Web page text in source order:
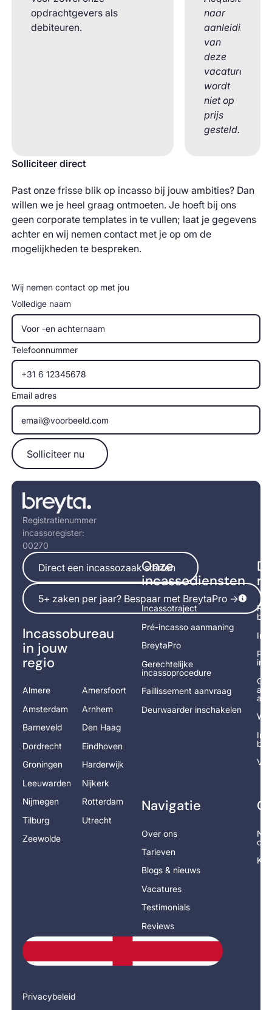
opdrachtgevers als
debiteuren.
naar
aanleiding
van
deze
vacature
wordt
niet op
prijs
gesteld.
Solliciteer direct
Past onze frisse blik op incasso bij jouw ambities? Dan
willen we je heel graag ontmoeten. Je hoeft bij ons
geen corporate templates in te vullen; laat je gegevens
achter en wij nemen contact met je op om de
mogelijkheden te bespreken.
Wij nemen contact op met jou
Volledige naam
Telefoonnummer
Email adres
Solliciteer nu
Solliciteer nu
Footer
Registratienummer
incassoregister:
00270
Direct een incassozaak starten
Direct een incassozaak starten
5+ zaken per jaar? Bespaar met BreytaPro ->
5+ zaken per jaar? Bespaar met BreytaPro ->
Incassobureau
in jouw
regio
Almere
Amersfoort
Amsterdam
Arnhem
Barneveld
Den Haag
Dordrecht
Eindhoven
Groningen
Harderwijk
Leeuwarden
Nijkerk
Nijmegen
Rotterdam
Tilburg
Utrecht
Zeewolde
Onze
incassodiensten
Incassotraject
Pré-incasso aanmaning
BreytaPro
Gerechtelijke
incassoprocedure
Faillissement aanvraag
Deurwaarder inschakelen
Navigatie
Over ons
Tarieven
Blogs & nieuws
Vacatures
Testimonials
Reviews
op
Privacybeleid